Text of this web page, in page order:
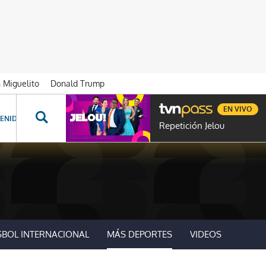
Miguelito Donald Trump
ESPECIALES NOVELAS PROGRAMAS GENTE TVN
Repetición Jelou
EN VIVO
INTERNACIONAL MÁS DEPORTES VIDEOS